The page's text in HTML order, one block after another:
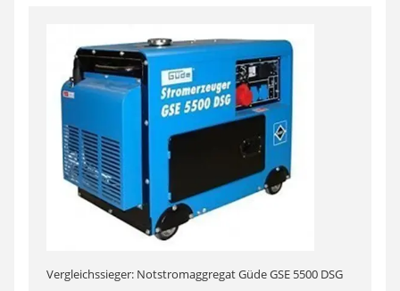
Vergleichssieger: Notstromaggregat Güde GSE 5500 DSG